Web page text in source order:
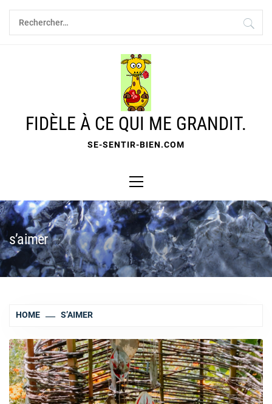
Skip
content
Rechercher :
FIDÈLE À CE QUI ME GRANDIT.
SE-SENTIR-BIEN.COM
Menu
s’aimer
HOME S’AIMER